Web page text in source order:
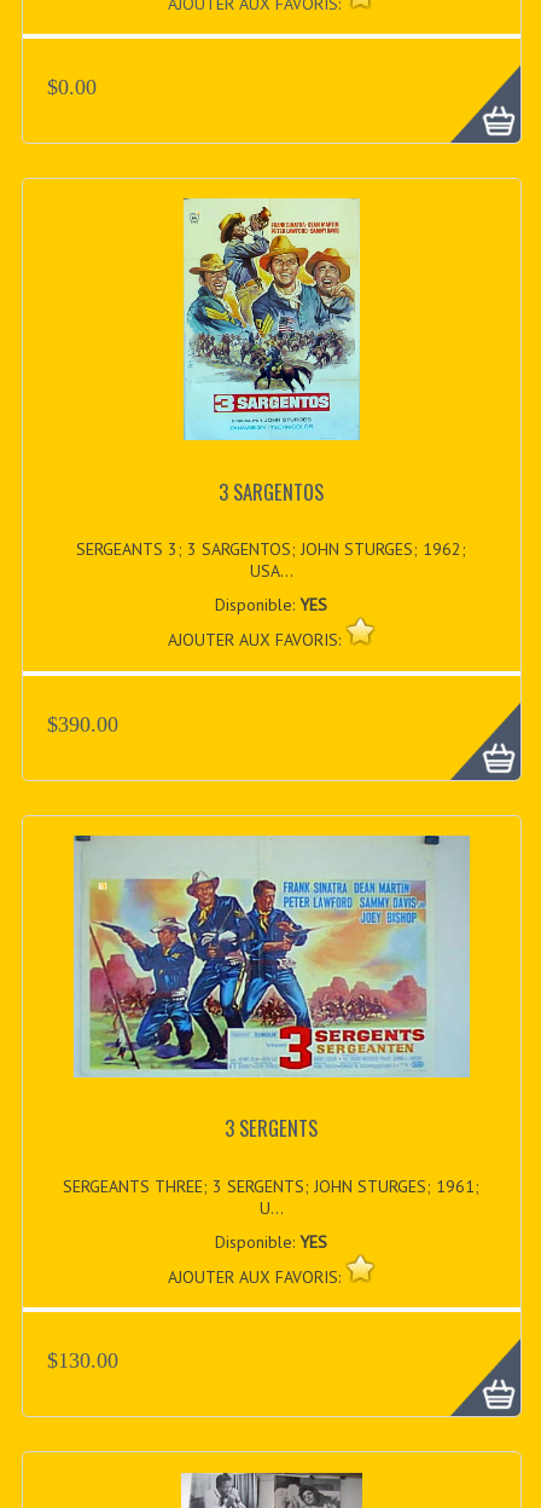
$0.00
3 SARGENTOS
SERGEANTS 3; 3 SARGENTOS; JOHN STURGES; 1962;
USA...
Disponible:YES
AJOUTER AUX FAVORIS:
$390.00
3 SERGENTS
SERGEANTS THREE; 3 SERGENTS; JOHN STURGES; 1961;
U...
Disponible:YES
AJOUTER AUX FAVORIS:
$130.00